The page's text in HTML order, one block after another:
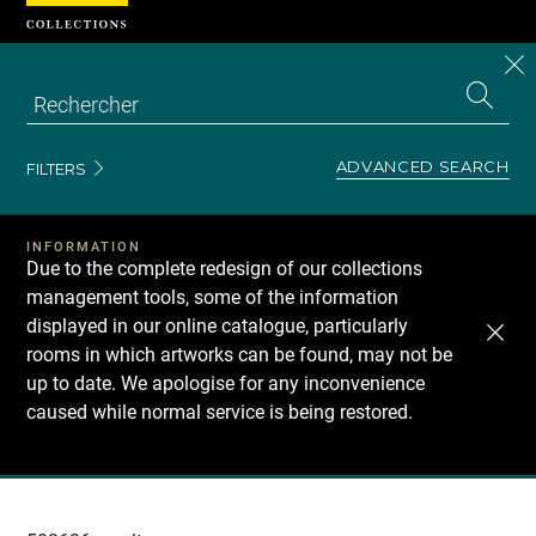
FILTERS ADVANCED SEARCH
INFORMATION
Due to the complete redesign of our collections
management tools, some of the information
displayed in our online catalogue, particularly
rooms in which artworks can be found, may not be
up to date. We apologise for any inconvenience
caused while normal service is being restored.
Recherche
Cookies management panel